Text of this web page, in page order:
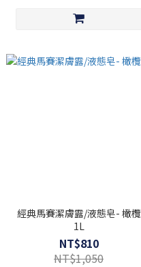
經典馬賽潔膚露/液態皂- 橄欖
1L
NT$810
NT$1,050